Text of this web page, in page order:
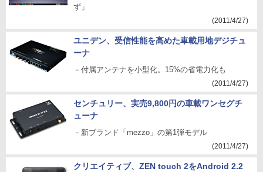
ず」
(2011/4/27)
ユニデン、受信性能を高めた車載用地デジチュ
ーナ
－付属アンテナを小型化。15%の省電力化も
(2011/4/27)
センチュリー、実売9,800円の車載ワンセグチ
ューナ
－新ブランド「mezzo」の第1弾モデル
(2011/4/27)
クリエイティブ、ZEN touch 2をAndroid 2.2